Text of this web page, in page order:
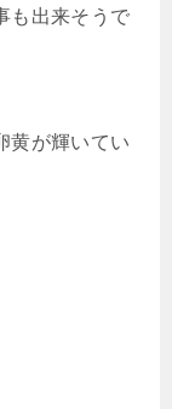
も出来そうで
黄が輝いてい